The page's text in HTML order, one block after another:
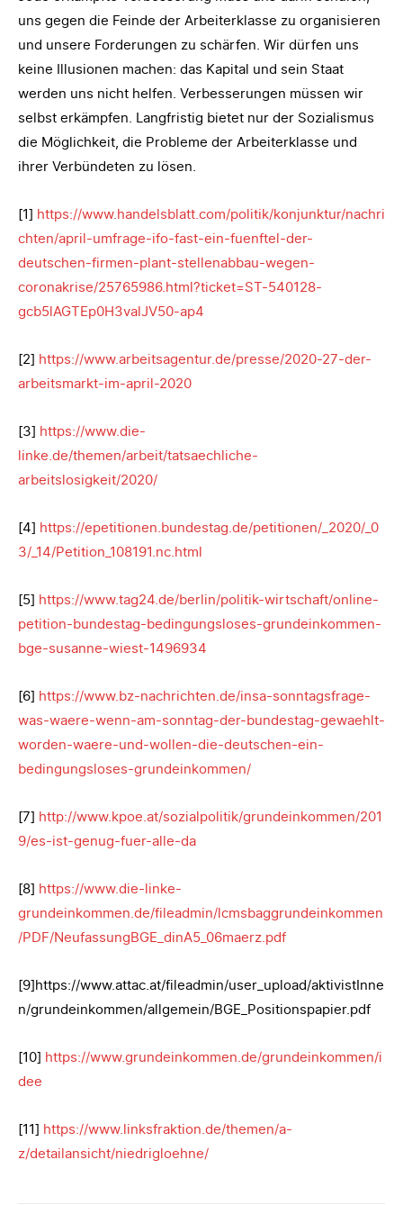
uns gegen die Feinde der Arbeiterklasse zu organisieren
und unsere Forderungen zu schärfen. Wir dürfen uns
keine Illusionen machen: das Kapital und sein Staat
werden uns nicht helfen. Verbesserungen müssen wir
selbst erkämpfen. Langfristig bietet nur der Sozialismus
die Möglichkeit, die Probleme der Arbeiterklasse und
ihrer Verbündeten zu lösen.
[1] https://www.handelsblatt.com/politik/konjunktur/nachri
chten/april-umfrage-ifo-fast-ein-fuenftel-der-
deutschen-firmen-plant-stellenabbau-wegen-
coronakrise/25765986.html?ticket=ST-540128-
gcb5lAGTEp0H3valJV50-ap4
[2] https://www.arbeitsagentur.de/presse/2020-27-der-
arbeitsmarkt-im-april-2020
[3] https://www.die-
linke.de/themen/arbeit/tatsaechliche-
arbeitslosigkeit/2020/
[4] https://epetitionen.bundestag.de/petitionen/_2020/_0
3/_14/Petition_108191.nc.html
[5] https://www.tag24.de/berlin/politik-wirtschaft/online-
petition-bundestag-bedingungsloses-grundeinkommen-
bge-susanne-wiest-1496934
[6] https://www.bz-nachrichten.de/insa-sonntagsfrage-
was-waere-wenn-am-sonntag-der-bundestag-gewaehlt-
worden-waere-und-wollen-die-deutschen-ein-
bedingungsloses-grundeinkommen/
[7] http://www.kpoe.at/sozialpolitik/grundeinkommen/201
9/es-ist-genug-fuer-alle-da
[8] https://www.die-linke-
grundeinkommen.de/fileadmin/lcmsbaggrundeinkommen
/PDF/NeufassungBGE_dinA5_06maerz.pdf
[9]https://www.attac.at/fileadmin/user_upload/aktivistInne
n/grundeinkommen/allgemein/BGE_Positionspapier.pdf
[10] https://www.grundeinkommen.de/grundeinkommen/i
dee
[11] https://www.linksfraktion.de/themen/a-
z/detailansicht/niedrigloehne/